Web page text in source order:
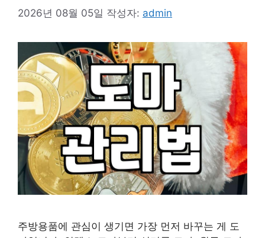
2026년 08월 05일 작성자: admin
주방용품에 관심이 생기면 가장 먼저 바꾸는 게 도